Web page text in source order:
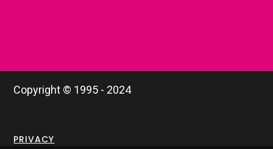
Copyright © 1995 - 2024
PRIVACY